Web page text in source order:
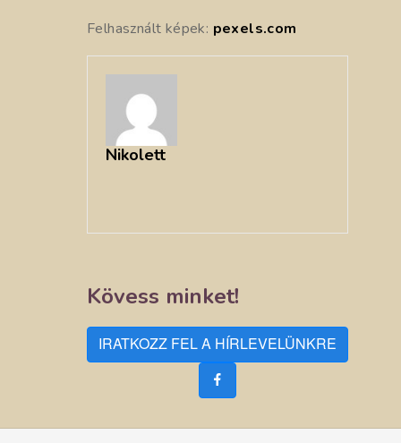
Felhasznált képek: pexels.com
Nikolett
Kövess minket!
IRATKOZZ FEL A HÍRLEVELÜNKRE